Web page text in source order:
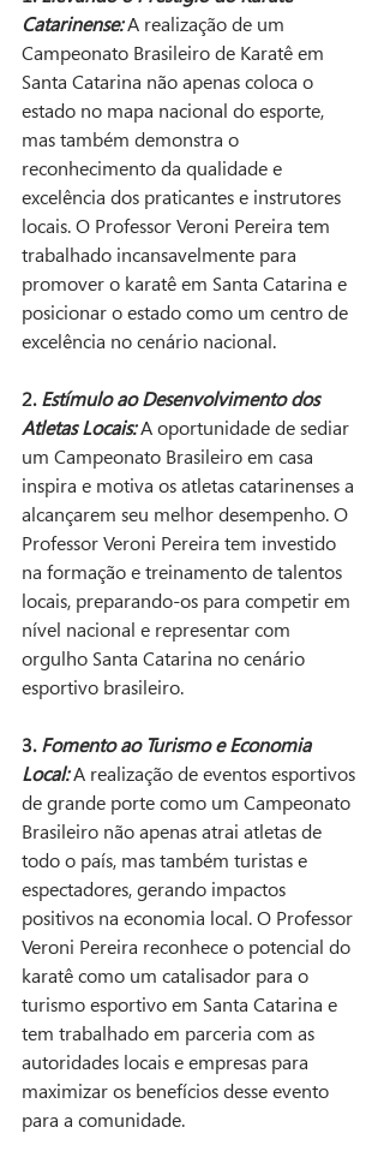
Catarinense: A realização de um
Campeonato Brasileiro de Karatê em
Santa Catarina não apenas coloca o
estado no mapa nacional do esporte,
mas também demonstra o
reconhecimento da qualidade e
excelência dos praticantes e instrutores
locais. O Professor Veroni Pereira tem
trabalhado incansavelmente para
promover o karatê em Santa Catarina e
posicionar o estado como um centro de
excelência no cenário nacional.
2. Estímulo ao Desenvolvimento dos
Atletas Locais: A oportunidade de sediar
um Campeonato Brasileiro em casa
inspira e motiva os atletas catarinenses a
alcançarem seu melhor desempenho. O
Professor Veroni Pereira tem investido
na formação e treinamento de talentos
locais, preparando-os para competir em
nível nacional e representar com
orgulho Santa Catarina no cenário
esportivo brasileiro.
3. Fomento ao Turismo e Economia
Local: A realização de eventos esportivos
de grande porte como um Campeonato
Brasileiro não apenas atrai atletas de
todo o país, mas também turistas e
espectadores, gerando impactos
positivos na economia local. O Professor
Veroni Pereira reconhece o potencial do
karatê como um catalisador para o
turismo esportivo em Santa Catarina e
tem trabalhado em parceria com as
autoridades locais e empresas para
maximizar os benefícios desse evento
para a comunidade.